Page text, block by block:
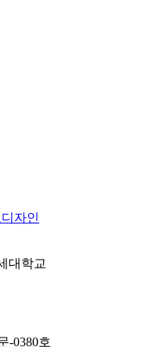
자인
대학교
-0380호